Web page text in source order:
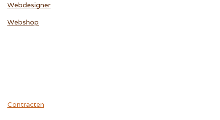
Webdesigner
Webshop
Contracten